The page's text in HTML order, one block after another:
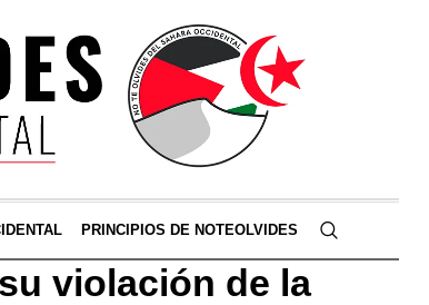
PRINCIPIOS DE NOTEOLVIDES
violación de la